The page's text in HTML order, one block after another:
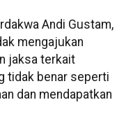
Andi Gustam,
mengajukan
jaksa terkait
tidak benar seperti
dan mendapatkan